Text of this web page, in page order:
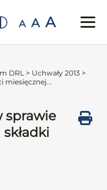
A A A
DRL > Uchwały 2013 >
miesięcznej...
sprawie